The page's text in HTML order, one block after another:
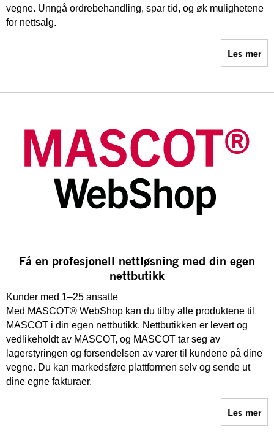
vegne. Unngå ordrebehandling, spar tid, og øk mulighetene
for nettsalg.
Les mer
Få en profesjonell nettløsning med din egen
nettbutikk
Kunder med 1–25 ansatte
Med MASCOT® WebShop kan du tilby alle produktene til
MASCOT i din egen nettbutikk. Nettbutikken er levert og
vedlikeholdt av MASCOT, og MASCOT tar seg av
lagerstyringen og forsendelsen av varer til kundene på dine
vegne. Du kan markedsføre plattformen selv og sende ut
dine egne fakturaer.
Les mer